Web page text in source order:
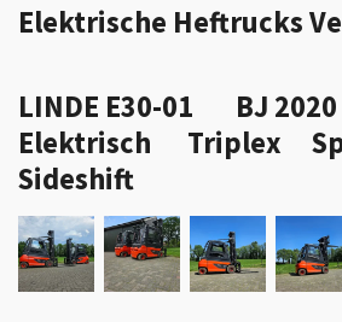
Elektrische Heftrucks
LINDE E30-01 BJ
Elektrisch Triplex
Sideshift